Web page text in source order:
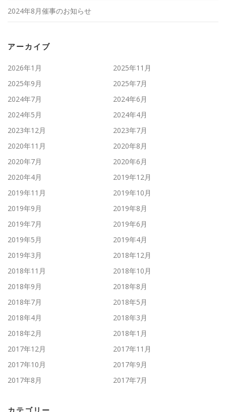
2024年8月催事のお知らせ
アーカイブ
2026年1月
2025年11月
2025年9月
2025年7月
2024年7月
2024年6月
2024年5月
2024年4月
2023年12月
2023年7月
2020年11月
2020年8月
2020年7月
2020年6月
2020年4月
2019年12月
2019年11月
2019年10月
2019年9月
2019年8月
2019年7月
2019年6月
2019年5月
2019年4月
2019年3月
2018年12月
2018年11月
2018年10月
2018年9月
2018年8月
2018年7月
2018年5月
2018年4月
2018年3月
2018年2月
2018年1月
2017年12月
2017年11月
2017年10月
2017年9月
2017年8月
2017年7月